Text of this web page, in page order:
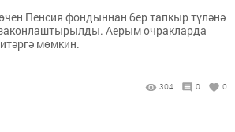
Пенсия фондыннан бер тапкыр түләнә
законлаштырылды. Аерым очракларда
мөмкин.
304 0 0